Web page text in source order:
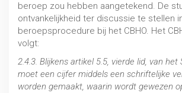
beroep zou hebben aangetekend. De
ontvankelijkheid ter discussie te stellen
beroepsprocedure bij het CBHO. Het
volgt:
2.4.3. Blijkens artikel 5.5, vierde lid, van
moet een cijfer middels een schriftelijke
worden gemaakt, waarin wordt gewezen